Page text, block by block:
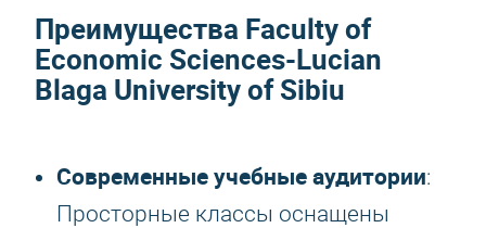
Преимущества Faculty of
Economic Sciences-Lucian
Blaga University of Sibiu
Современные учебные аудитории:
Просторные классы оснащены